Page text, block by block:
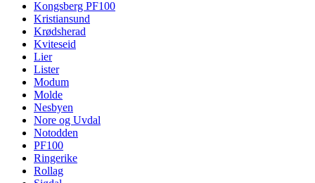
Kongsberg PF100
Kristiansund
Krødsherad
Kviteseid
Lier
Lister
Modum
Molde
Nesbyen
Nore og Uvdal
Notodden
PF100
Ringerike
Rollag